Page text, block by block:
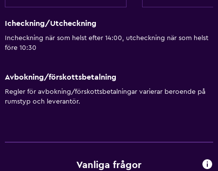
Icheckning/Utcheckning
Incheckning när som helst efter 14:00, utcheckning när som helst
före 10:30
Avbokning/förskottsbetalning
Regler för avbokning/förskottsbetalningar varierar beroende på
rumstyp och leverantör.
Vanliga frågor